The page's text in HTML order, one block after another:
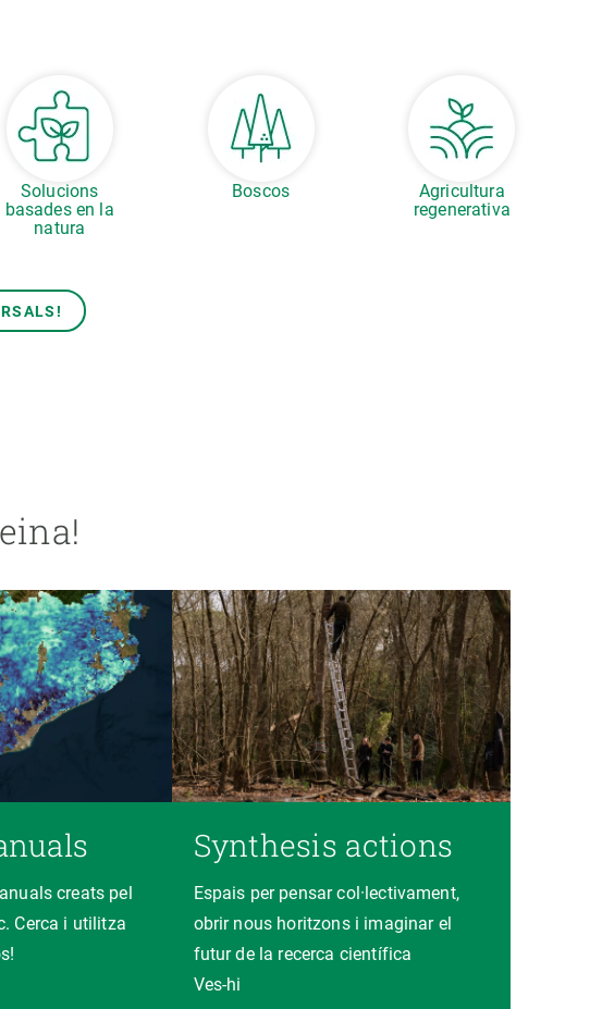
Solucions
basades en la
natura
Boscos
Agricultura
regenerativa
creats pel
Cerca i utilitza
Synthesis actions
Espais per pensar col·lectivament,
obrir nous horitzons i imaginar el
futur de la recerca científica
Ves-hi